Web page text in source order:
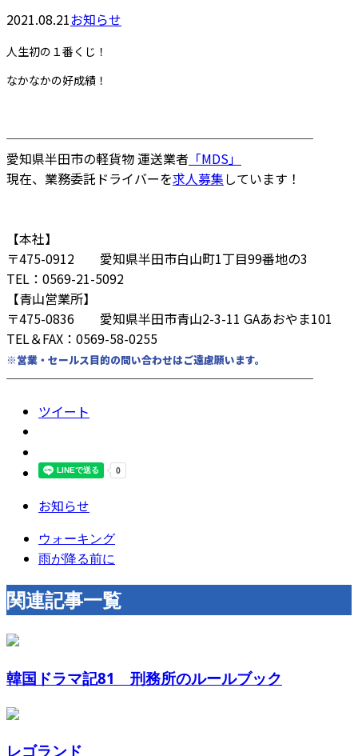
2021.08.21お知らせ
人生初の１番くじ！
なかなかの好成績！
────────────────────────
愛知県半田市の軽貨物 運送業者 「MDS」
現在、業務委託ドライバーを求人募集しています！
【本社】
〒475-0912 愛知県半田市白山町1丁目99番地の3
TEL：0569-21-5092
【青山営業所】
〒475-0836 愛知県半田市青山2-3-11 GAあおやま101
TEL＆FAX：0569-58-0255
※営業・セールス目的の問い合わせはご遠慮願います。
────────────────────────
ツイート
お知らせ
ウォーキング
雨が降る前に
関連記事一覧
韓国ドラマ記81 刑務所のルールブック
レゴランド